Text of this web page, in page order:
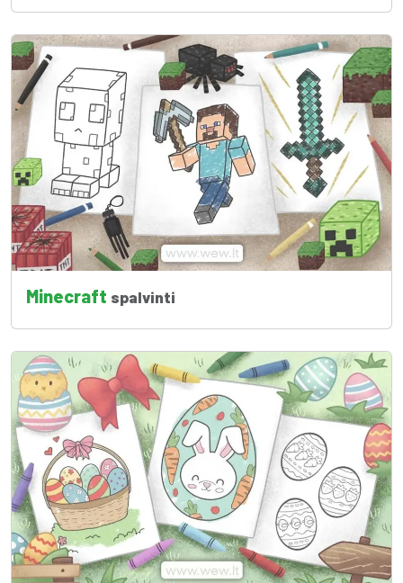
Minecraft spalvinti